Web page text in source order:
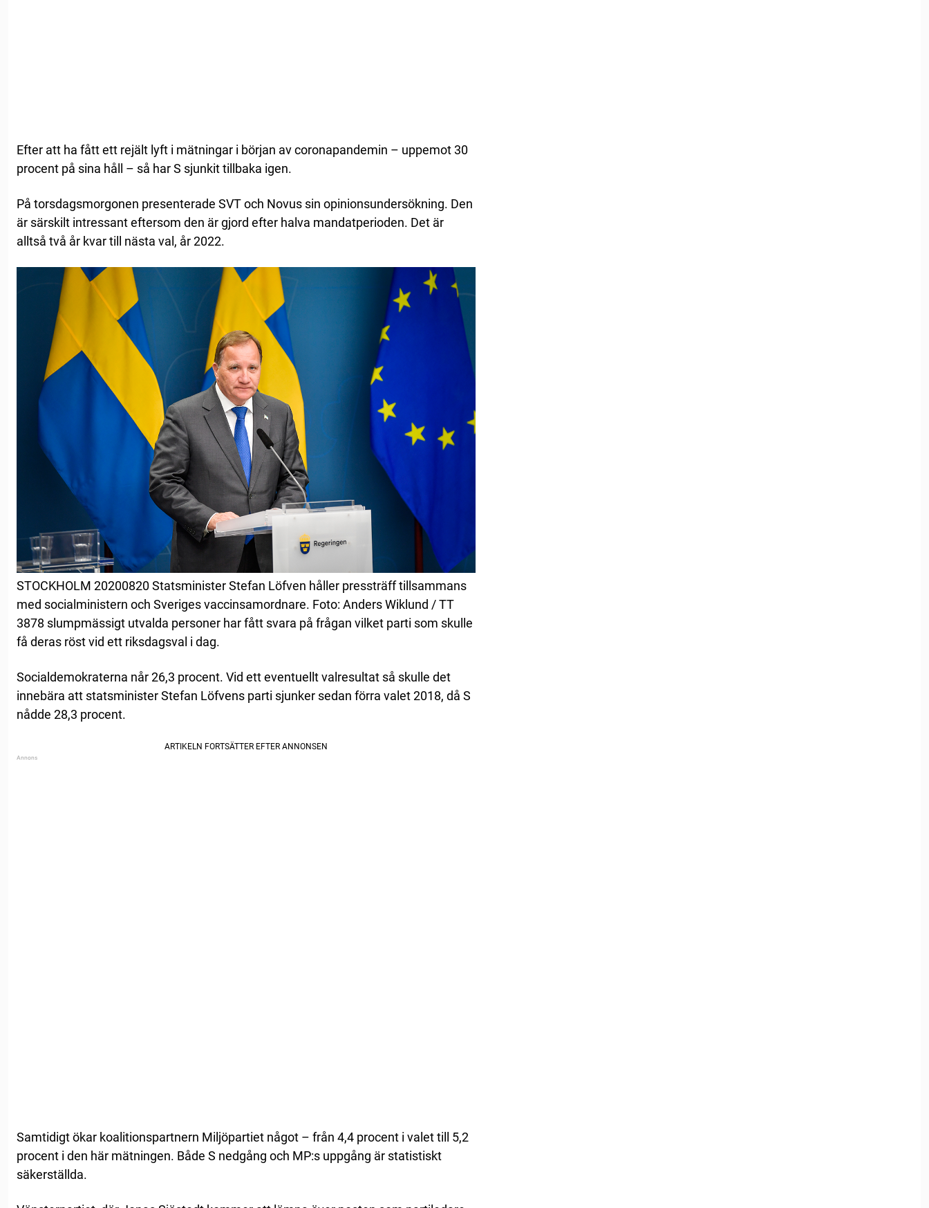
Efter att ha fått ett rejält lyft i mätningar i början av coronapandemin – uppemot 30
procent på sina håll – så har S sjunkit tillbaka igen.
På torsdagsmorgonen presenterade SVT och Novus sin opinionsundersökning. Den
är särskilt intressant eftersom den är gjord efter halva mandatperioden. Det är
alltså två år kvar till nästa val, år 2022.
STOCKHOLM 20200820 Statsminister Stefan Löfven håller pressträff tillsammans
med socialministern och Sveriges vaccinsamordnare. Foto: Anders Wiklund / TT
3878 slumpmässigt utvalda personer har fått svara på frågan vilket parti som skulle
få deras röst vid ett riksdagsval i dag.
Socialdemokraterna når 26,3 procent. Vid ett eventuellt valresultat så skulle det
innebära att statsminister Stefan Löfvens parti sjunker sedan förra valet 2018, då S
nådde 28,3 procent.
Samtidigt ökar koalitionspartnern Miljöpartiet något – från 4,4 procent i valet till 5,2
procent i den här mätningen. Både S nedgång och MP:s uppgång är statistiskt
säkerställda.